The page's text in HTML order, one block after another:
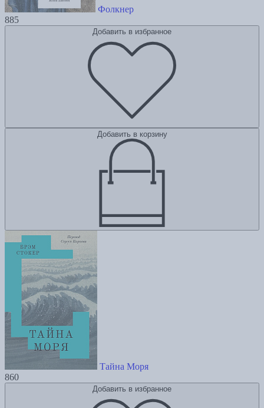
Фолкнер
885
Добавить в избранное
Добавить в корзину
Тайна Моря
860
Добавить в избранное